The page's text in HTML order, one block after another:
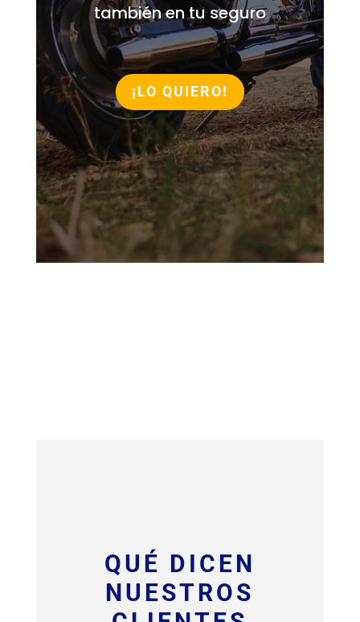
también en tu seguro
¡LO QUIERO!
QUÉ DICEN
NUESTROS